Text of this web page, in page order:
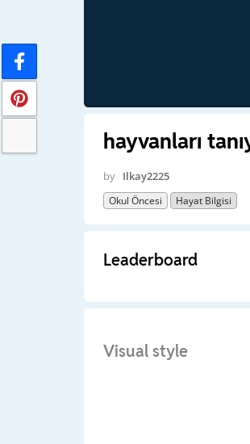
hayvanları
by Ilkay2225
Okul Öncesi Hayat Bilgisi
Leaderboard
Visual style